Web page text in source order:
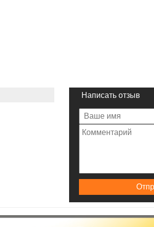
Написать отзыв